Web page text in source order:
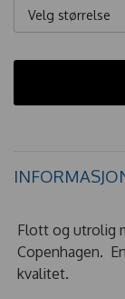
Velg størrelse
Flott og utrolig
Copenhagen.
kvalitet.